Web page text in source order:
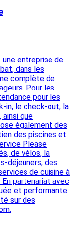
une entreprise de
dans les
complète de
Pour les
pour les
in, le check-out, la
que
également des
des piscines et
Please
de vélos, la
déjeuners, des
de cuisine à
partenariat avec
et performante
sur des